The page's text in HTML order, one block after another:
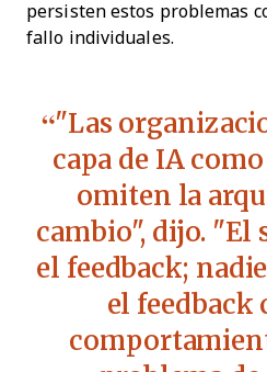
persisten estos problemas
fallo individuales.
"Las
capa de IA
omiten la
cambio", dijo. "El
el feedback;
el feedback